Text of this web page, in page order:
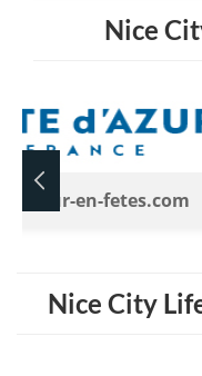
Nice
en-fetes.com
Nice City